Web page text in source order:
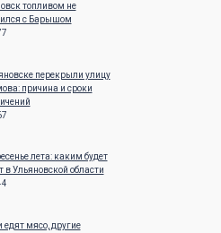
4 5 6
18 19 20
25
топливом не
с Барышом
перекрыли улицу
причина и сроки
лета: каким будет
в Ульяновской области
едят мясо, другие